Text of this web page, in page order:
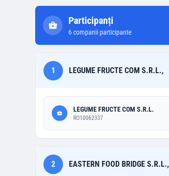
Participanți
6companii participante
1 LEGUME FRUCTE COM S.R.L.,
LEGUME FRUCTE COM S.R.L.
RO10062337
2 EASTERN FOOD BRIDGE S.R.L.,